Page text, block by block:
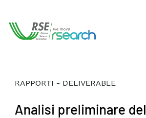
RAPPORTI - DELIVERABLE
Analisi preliminare del